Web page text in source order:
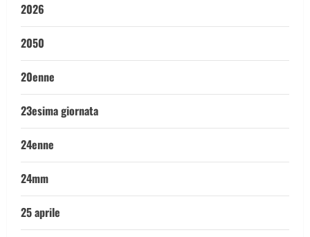
2026
2050
20enne
23esima giornata
24enne
24mm
25 aprile